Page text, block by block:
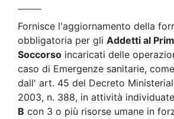
Fornisce l'aggiornamento della
obbligatoria per gli Addetti al
Soccorso incaricati delle
caso di Emergenze sanitarie,
dall' art. 45 del Decreto
2003, n. 388, in attività
B con 3 o più risorse umane in